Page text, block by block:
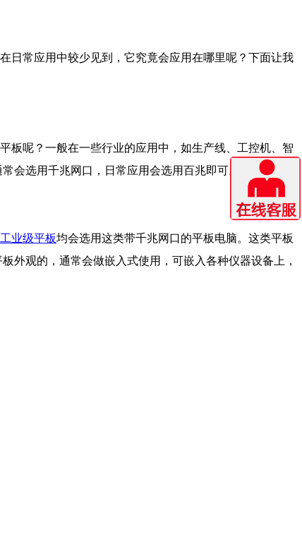
在日常应用中较少见到，它究竟会应用在哪里呢？下面让我
板呢？一般在一些行业的应用中，如生产线、工控机、智
会选用千兆网口，日常应用会选用百兆即可。
工业级平板均会选用这类带千兆网口的平板电脑。这类平板
外观的，通常会做嵌入式使用，可嵌入各种仪器设备上，